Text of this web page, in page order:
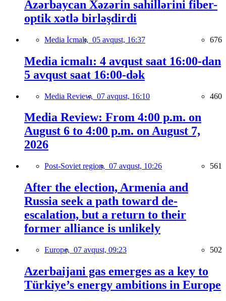
Azərbaycan Xəzərin sahillərini fiber-
optik xətlə birləşdirdi
Media İcmalı, 05 avqust, 16:37 676
Media icmalı: 4 avqust saat 16:00-dan
5 avqust saat 16:00-dək
Media Review, 07 avqust, 16:10 460
Media Review: From 4:00 p.m. on
August 6 to 4:00 p.m. on August 7,
2026
Post-Soviet region, 07 avqust, 10:26 561
After the election, Armenia and
Russia seek a path toward de-
escalation, but a return to their
former alliance is unlikely
Europe, 07 avqust, 09:23 502
Azerbaijani gas emerges as a key to
Türkiye’s energy ambitions in Europe